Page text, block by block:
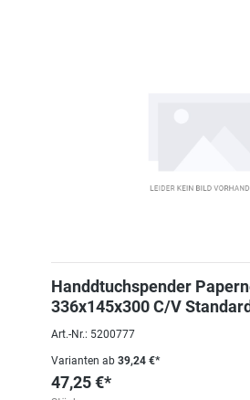
Handdtuchspender
336x145x300 C/V
416143
Art.-Nr.: 5200777
Varianten ab 39,24 €*
47,25 €*